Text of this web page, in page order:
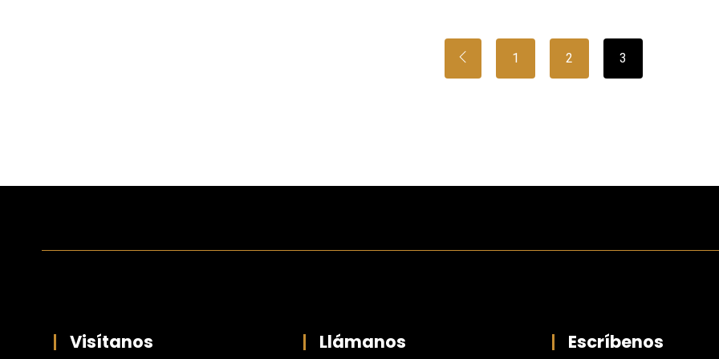
1 2 3
Visítanos Llámanos Escríbenos